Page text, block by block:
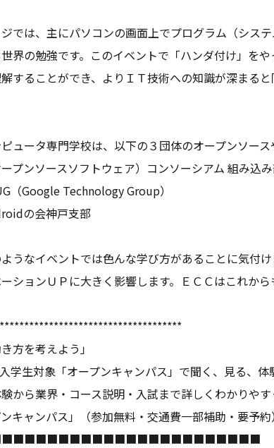
では、主にパソコンの画面上でプログラム（シス
界の勉強です。このイベントで「ハンダ付け」を
することができ、よりＩＴ技術への知識が深まる
ュータ専門学校は、以下の３団体のオープンソー
ープンソースソフトウェア）コンソーシアム 組み込
（Google Technology Group）
の会神戸支部
うなイベントでは色んな学び方があることに気付
ションＵＰに大きく影響します。ＥＣＣはこれか
方を考えよう」
学生対象「オープンキャンパス」で聞く、見る、体
ら業界・コース説明・入試まで詳しくわかりやす
キャンパス」
（参加無料・交通費一部補助・要予約）